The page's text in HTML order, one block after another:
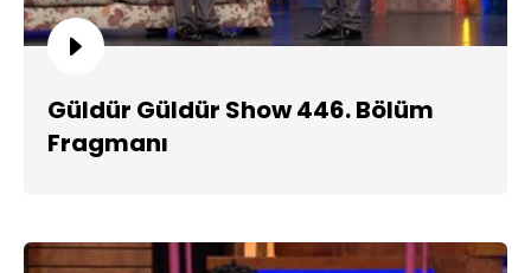
Güldür Güldür Show 446. Bölüm
Fragmanı